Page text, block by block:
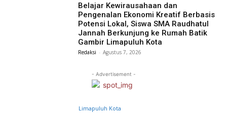
Belajar Kewirausahaan dan
Pengenalan Ekonomi Kreatif Berbasis
Potensi Lokal, Siswa SMA Raudhatul
Jannah Berkunjung ke Rumah Batik
Gambir Limapuluh Kota
Redaksi - Agustus 7, 2026
- Advertisement -
Limapuluh Kota